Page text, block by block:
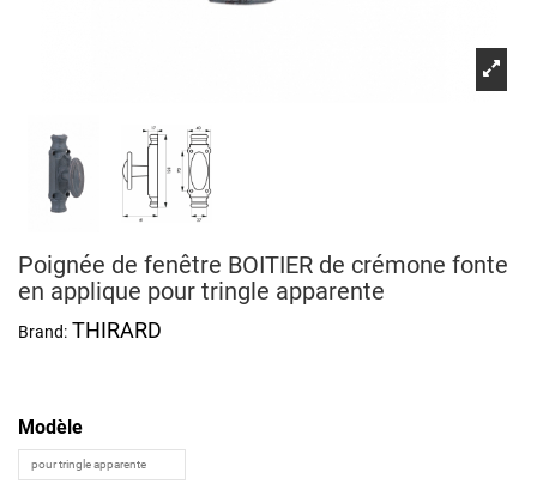
Poignée de fenêtre BOITIER de crémone fonte
en applique pour tringle apparente
Brand: THIRARD
Modèle